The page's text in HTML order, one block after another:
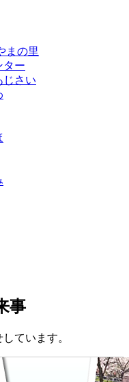
まの里
ター
じさい
事
ています。